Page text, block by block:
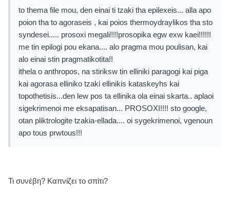
to thema file mou, den einai ti tzaki tha epilexeis... alla apo
poion tha to agoraseis , kai poios thermoydraylikos tha sto
syndesei..... prosoxi megali!!!!prosopika egw exw kaei!!!!!!
me tin epilogi pou ekana.... alo pragma mou poulisan, kai
alo einai stin pragmatikotita!!
ithela o anthropos, na stiriksw tin elliniki paragogi kai piga
kai agorasa elliniko tzaki ellinikis kataskeyhs kai
topothetisis...den lew pos ta ellinika ola einai skarta.. aplaoi
sigekrimenoi me eksapatisan... PROSOXI!!!! sto google,
otan pliktrologite tzakia-ellada.... oi sygekrimenoi, vgenoun
apo tous prwtous!!!
Τι συνέβη? Καπνίζει το σπίτι?